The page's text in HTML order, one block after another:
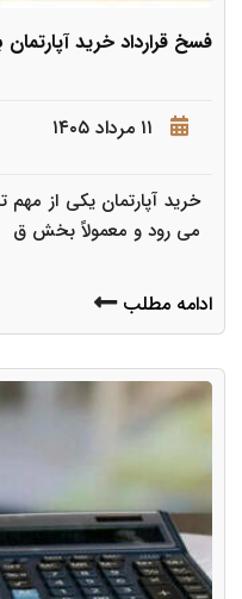
فسخ قرارداد خرید
۱۱ مرداد ۱۴۰۵
خرید آپارتمان یکی از
می رود و معمولاً بخش ق
ادامه مطلب